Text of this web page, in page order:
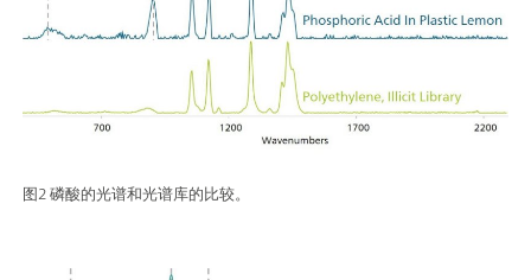
图2 磷酸的光谱和光谱库的比较。